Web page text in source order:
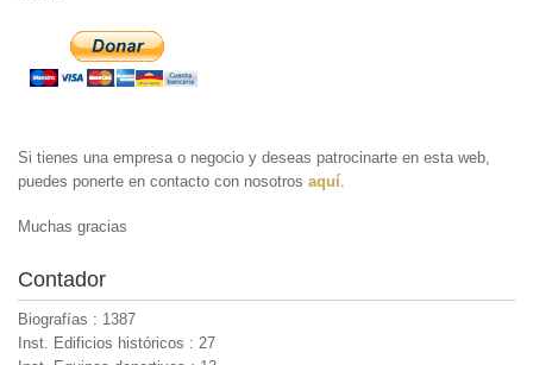
Si tienes una empresa o negocio y deseas patrocinarte en esta web,
puedes ponerte en contacto con nosotros aquí
Muchas gracias
Contador
Biografías : 1387
Inst. Edificios históricos : 27